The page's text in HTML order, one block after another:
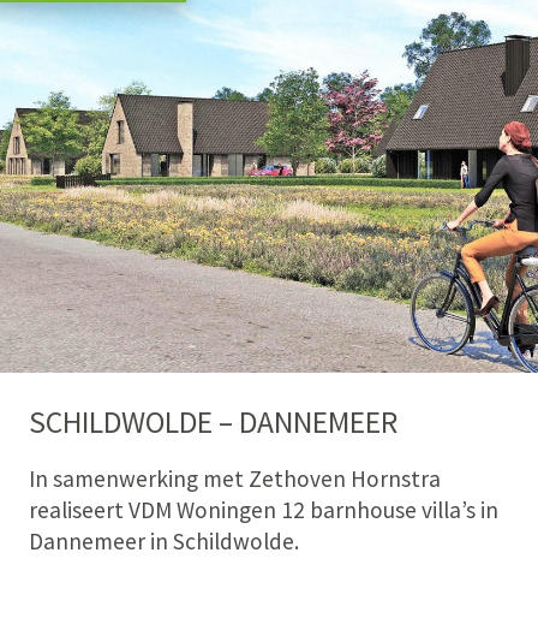
SCHILDWOLDE – DANNEMEER
In samenwerking met Zethoven Hornstra
realiseert VDM Woningen 12 barnhouse villa’s in
Dannemeer in Schildwolde.